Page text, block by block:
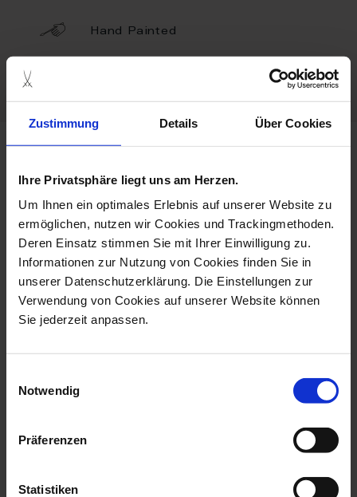
Zustimmung Details Über Cookies
Ihre Privatsphäre liegt uns am Herzen.
Um Ihnen ein optimales Erlebnis auf unserer Website zu
ermöglichen, nutzen wir Cookies und Trackingmethoden.
Deren Einsatz stimmen Sie mit Ihrer Einwilligung zu.
Informationen zur Nutzung von Cookies finden Sie in
unserer Datenschutzerklärung. Die Einstellungen zur
Verwendung von Cookies auf unserer Website können
Sie jederzeit anpassen.
Notwendig
Präferenzen
Statistiken
Hand Painted
birds collection
Bird, Bride, H 6,5 Cm
$197.00
Bird, Secretary, H 6 Cm